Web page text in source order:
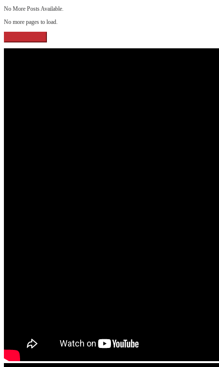
No More Posts Available.
No more pages to load.